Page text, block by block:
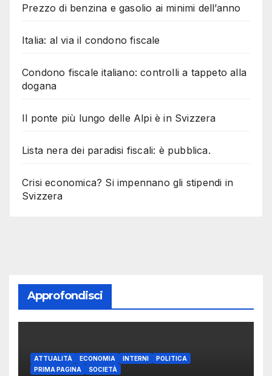
Prezzo di benzina e gasolio ai minimi dell’anno
Italia: al via il condono fiscale
Condono fiscale italiano: controlli a tappeto alla
dogana
Il ponte più lungo delle Alpi è in Svizzera
Lista nera dei paradisi fiscali: è pubblica.
Crisi economica? Si impennano gli stipendi in
Svizzera
Approfondisci
ATTUALITÀ ECONOMIA INTERNI
POLITICA
PRIMA PAGINA
SOCIETÀ